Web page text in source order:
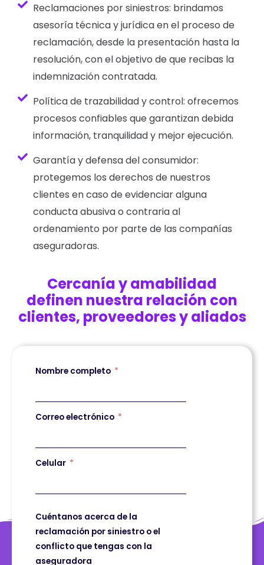
Reclamaciones por siniestros: brindamos
asesoría técnica y jurídica en el proceso de
reclamación, desde la presentación hasta la
resolución, con el objetivo de que recibas la
indemnización contratada.
Política de trazabilidad y control: ofrecemos
procesos confiables que garantizan debida
información, tranquilidad y mejor ejecución.
Garantía y defensa del consumidor:
protegemos los derechos de nuestros
clientes en caso de evidenciar alguna
conducta abusiva o contraria al
ordenamiento por parte de las compañías
aseguradoras.
Cercanía y amabilidad
definen nuestra relación con
clientes, proveedores y aliados
Nombre completo
Correo electrónico
Celular
Cuéntanos acerca de la
reclamación por siniestro o el
conflicto que tengas con la
aseguradora